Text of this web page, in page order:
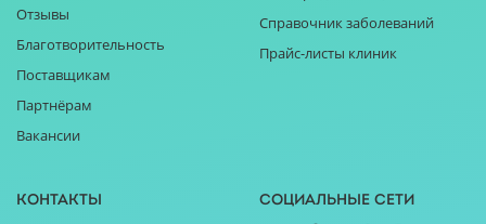
Отзывы
Благотворительность
Поставщикам
Партнёрам
Вакансии
Справочник заболеваний
Прайс-листы клиник
Контакты Социальные сети